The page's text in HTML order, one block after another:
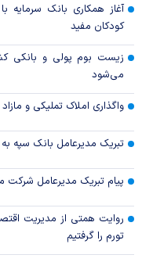
آغاز همکاری بانک سرمایه
کودکان مفید
زیست بوم پولی و بانکی
می‌شود
واگذاری املاک تملیکی و
تبریک مدیرعامل بانک سپه
پیام تبریک مدیرعامل شرکت
روایت همتی از مدیریت
تورم را گرفتیم